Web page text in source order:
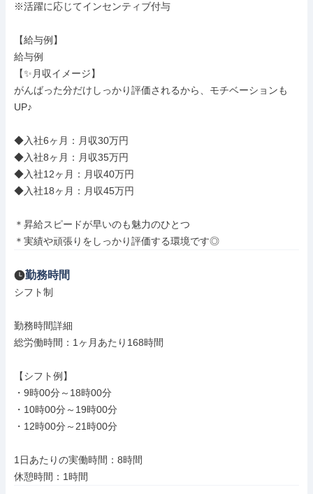
※活躍に応じてインセンティブ付与
【給与例】
給与例
【✨月収イメージ】
がんばった分だけしっかり評価されるから、モチベーションも
UP♪
◆入社6ヶ月：月収30万円
◆入社8ヶ月：月収35万円
◆入社12ヶ月：月収40万円
◆入社18ヶ月：月収45万円
＊昇給スピードが早いのも魅力のひとつ
＊実績や頑張りをしっかり評価する環境です◎
勤務時間
シフト制
勤務時間詳細
総労働時間：1ヶ月あたり168時間
【シフト例】
・9時00分～18時00分
・10時00分～19時00分
・12時00分～21時00分
1日あたりの実働時間：8時間
休憩時間：1時間